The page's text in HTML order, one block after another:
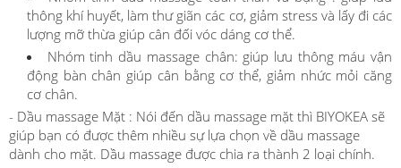
thông khí huyết, làm thư giãn các cơ, giảm stress và lấy đi các
lượng mỡ thừa giúp cân đối vóc dáng cơ thể.
Nhóm tinh dầu massage chân: giúp lưu thông máu vận
động bàn chân giúp cân bằng cơ thể, giảm nhức mỏi căng
cơ chân.
- Dầu massage Mặt : Nói đến dầu massage mặt thì BIYOKEA sẽ
giúp bạn có được thêm nhiều sự lựa chọn về dầu massage
dành cho mặt. Dầu massage được chia ra thành 2 loại chính.